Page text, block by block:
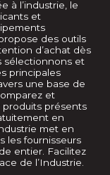
à l’industrie, le
et
des outils
d’achat dès
sélectionnons et
principales
une base de
et
produits présents
en
met en
les fournisseurs
entier. Facilitez
de l’Industrie.